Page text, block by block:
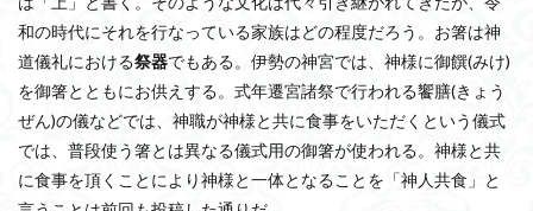
和の時代にそれを行なっている家族はどの程度だろう。お箸は神
道儀礼における祭器でもある。伊勢の神宮では、神様に御饌(みけ)
を御箸とともにお供えする。式年遷宮諸祭で行われる饗膳(きょう
ぜん)の儀などでは、神職が神様と共に食事をいただくという儀式
では、普段使う箸とは異なる儀式用の御箸が使われる。神様と共
に食事を頂くことにより神様と一体となることを「神人共食」と